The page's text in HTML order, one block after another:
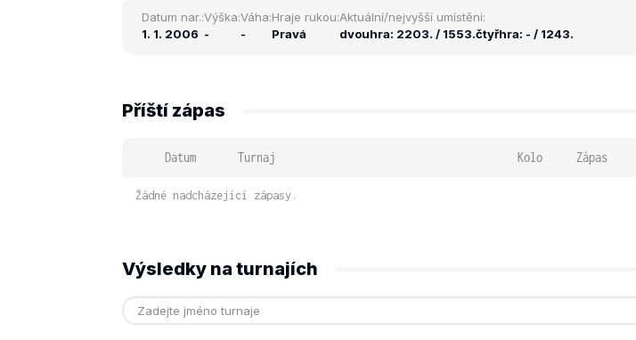
Datum nar.:
1. 1. 2006
Výška:
-
Váha:
-
Hraje rukou:
Pravá
Aktuální/nejvyšší umístění:
dvouhra: 2203. / 1553.čtyřhra: - / 1243.
Příští zápas
Datum Turnaj Kolo Zápas
Žádné nadcházející zápasy.
Výsledky na turnajích